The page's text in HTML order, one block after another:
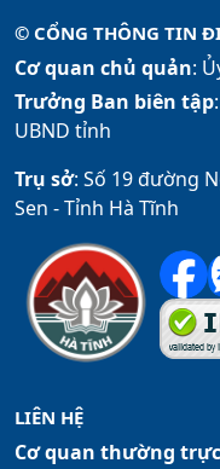
© CỔNG THÔNG TIN
Cơ quan chủ quản:
Trưởng Ban biên tập
UBND tỉnh
Trụ sở: Số 19 đường
Sen - Tỉnh Hà Tĩnh
LIÊN HỆ
Cơ quan thường trực